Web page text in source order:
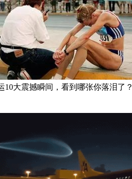
10大震撼瞬间，看到哪张你落泪了？